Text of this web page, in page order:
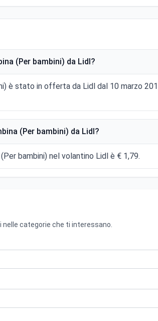
(Per bambini) da Lidl?
è stato in offerta da Lidl dal 10 marzo
(Per bambini) da Lidl?
bambini) nel volantino Lidl è € 1,79.
categorie che ti interessano.